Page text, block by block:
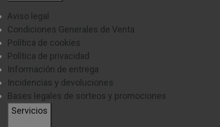
Aviso legal
Condiciones Generales de Venta
Política de cookies
Política de privacidad
Información de entrega
Incidencias y devoluciones
Bases legales de sorteos y promociones
Servicios